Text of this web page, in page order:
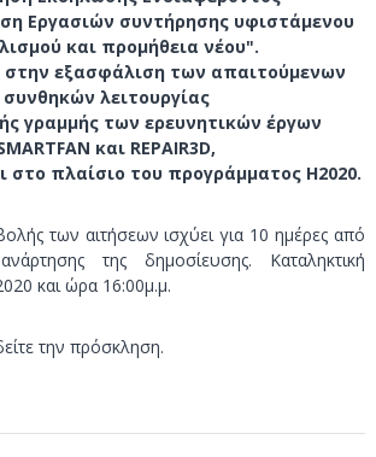
u
l
t
r
l
a
r
Εργασιών συντήρησης υφιστάμενου
και προμήθεια νέου".
εξασφάλιση των απαιτούμενων
συνθηκών λειτουργίας
γραμμής των ερευνητικών έργων
και REPAIR3D,
στο πλαίσιο του προγράμματος H2020.
των αιτήσεων ισχύει για 10 ημέρες από
της δημοσίευσης. Καταληκτική
και ώρα 16:00μ.μ.
την πρόσκληση.